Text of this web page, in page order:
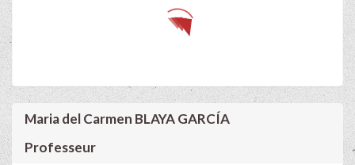
Maria del Carmen BLAYA GARCÍA
Professeur